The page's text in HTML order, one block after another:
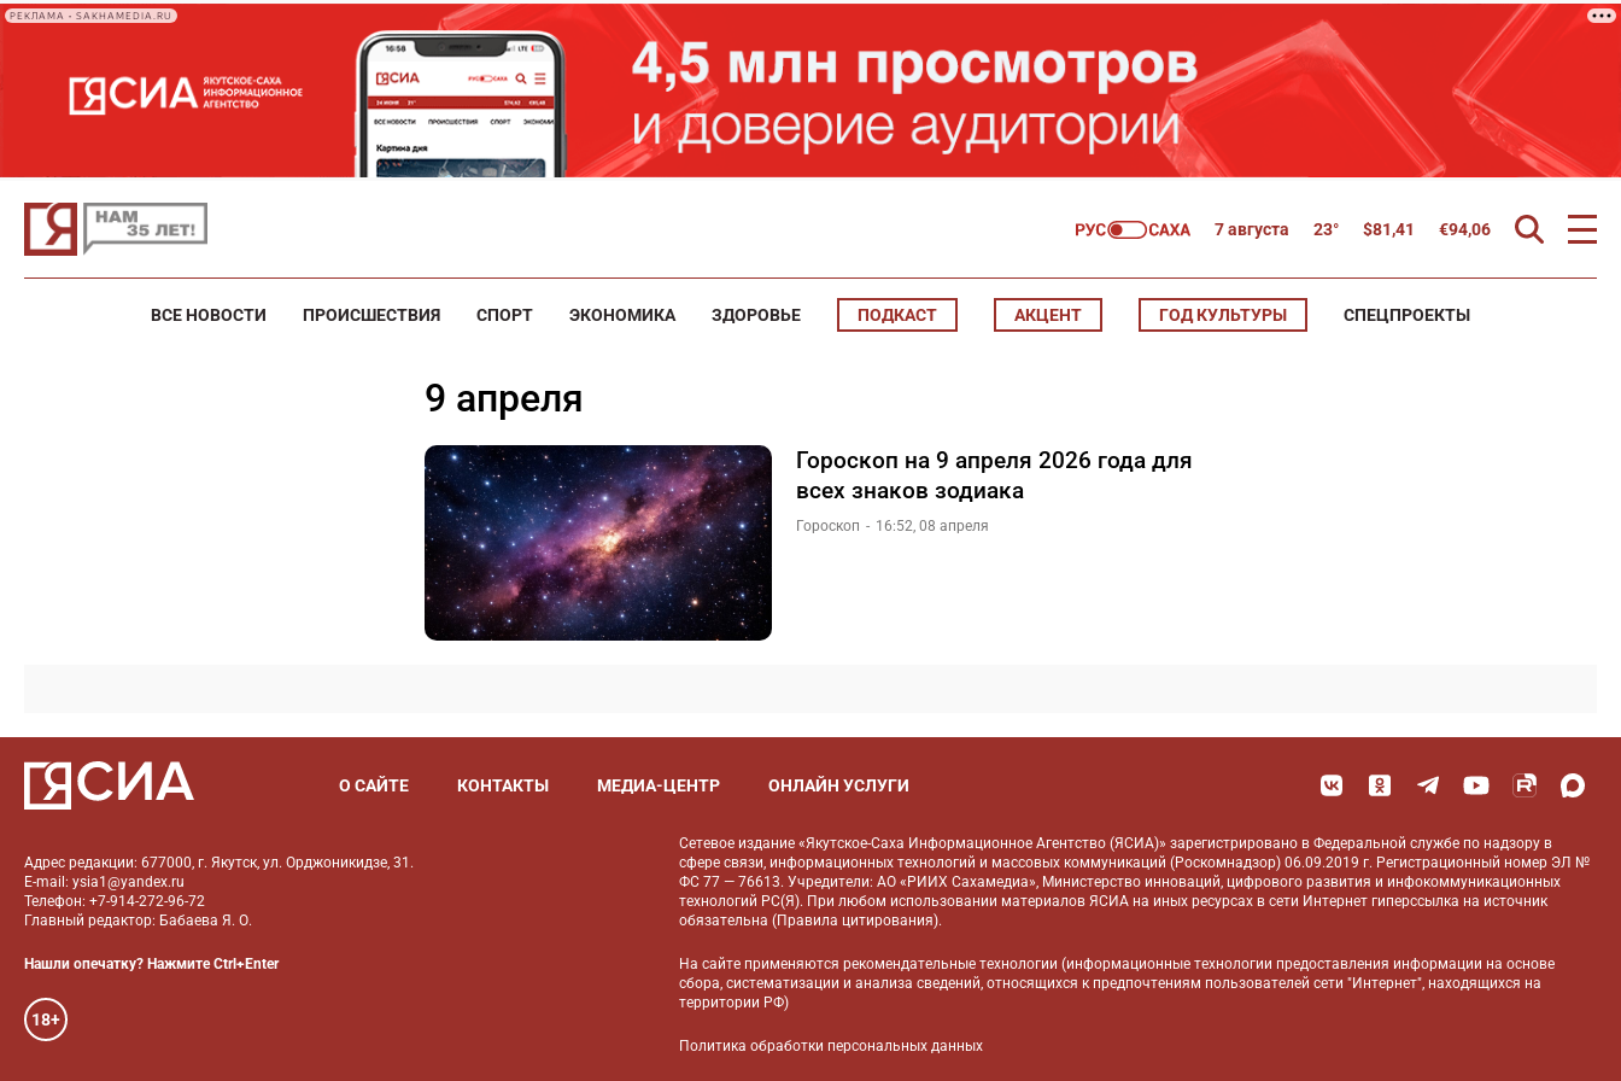
РЕКЛАМА • SAKHAMEDIA.RU
7 августа 23° $81,41 €94,06
ВСЕ НОВОСТИ ПРОИСШЕСТВИЯ СПОРТ ЭКОНОМИКА ЗДОРОВЬЕ ПОДКАСТ АКЦЕНТ ГОД КУЛЬТУРЫ СПЕЦПРОЕКТЫ
9 апреля
Гороскоп на 9 апреля 2026 года для
всех знаков зодиака
Гороскоп 16:52, 08 апреля
О САЙТЕ КОНТАКТЫ МЕДИА-ЦЕНТР ОНЛАЙН УСЛУГИ
Адрес редакции: 677000, г. Якутск, ул. Орджоникидзе, 31.
E-mail: ysia1@yandex.ru
Телефон: +7-914-272-96-72
Главный редактор: Бабаева Я. О.
Нашли опечатку? Нажмите Ctrl+Enter
18+
Сетевое издание «Якутское-Саха Информационное Агентство (ЯСИА)» зарегистрировано в Федеральной службе по надзору в
сфере связи, информационных технологий и массовых коммуникаций (Роскомнадзор) 06.09.2019 г. Регистрационный номер ЭЛ №
ФС 77 — 76613. Учредители: АО «РИИХ Сахамедиа», Министерство инноваций, цифрового развития и инфокоммуникационных
технологий РС(Я). При любом использовании материалов ЯСИА на иных ресурсах в сети Интернет гиперссылка на источник
обязательна (Правила цитирования).
На сайте применяютсярекомендательные технологии (информационные технологии предоставления информации на основе
сбора, систематизации и анализа сведений, относящихся к предпочтениям пользователей сети "Интернет", находящихся на
территории РФ)
Политика обработки персональных данных